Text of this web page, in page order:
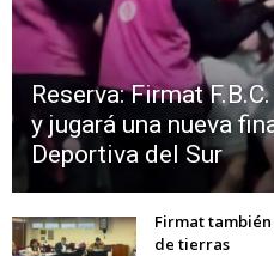
Reserva: Firmat
y jugará una nueva
Deportiva del Sur
Firmat
de tierras